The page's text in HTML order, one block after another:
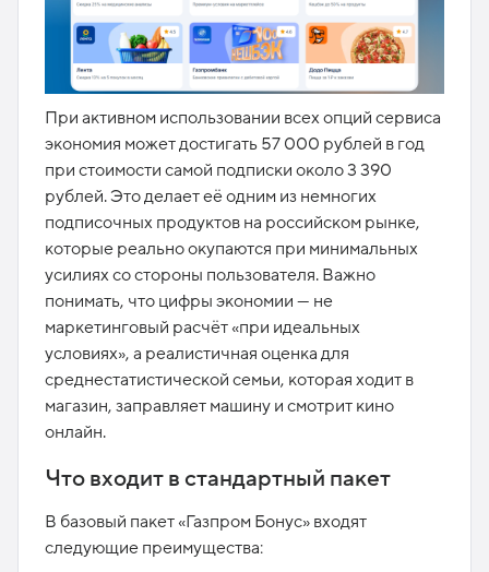
При активном использовании всех опций сервиса
экономия может достигать 57 000 рублей в год
при стоимости самой подписки около 3 390
рублей. Это делает её одним из немногих
подписочных продуктов на российском рынке,
которые реально окупаются при минимальных
усилиях со стороны пользователя. Важно
понимать, что цифры экономии — не
маркетинговый расчёт «при идеальных
условиях», а реалистичная оценка для
среднестатистической семьи, которая ходит в
магазин, заправляет машину и смотрит кино
онлайн.​
Что входит в стандартный пакет
В базовый пакет «Газпром Бонус» входят
следующие преимущества: